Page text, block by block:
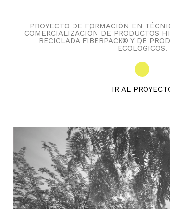
PROYECTO DE FORMACIÓN EN
COMERCIALIZACIÓN DE PRODUCTOS
RECICLADA FIBERPACK® Y DE
ECOLÓGICOS.
IR AL